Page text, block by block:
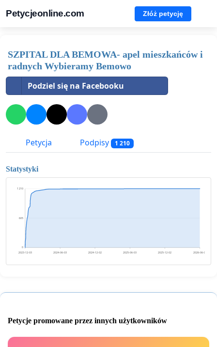
Petycjeonline.com Złóż petycję
SZPITAL DLA BEMOWA- apel mieszkańców i
radnych Wybieramy Bemowo
Podziel się na Facebooku
Petycja Podpisy 1 210
Statystyki
0
605
1 210
2023-12-03 2024-06-03 2024-12-02 2025-06-03 2025-12-02 2026-06-03
Petycje promowane przez innych użytkowników